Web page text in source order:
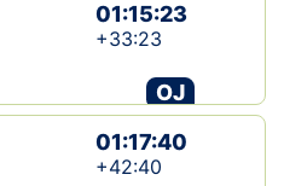
01:15:23
+33:23
OJ
01:17:40
+42:40